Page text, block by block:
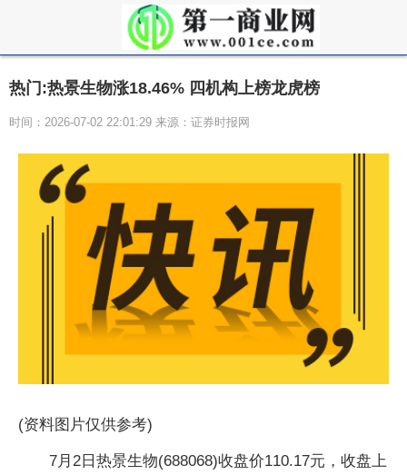
热门:热景生物涨18.46% 四机构上榜龙虎榜
时间：2026-07-02 22:01:29 来源：证券时报网
(资料图片仅供参考)
7月2日热景生物(688068)收盘价110.17元，收盘上